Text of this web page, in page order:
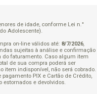
de idade, conforme Lei n.°
Adolescente).
on-line válidos até: 8/7/2026,
sujeitas à análise e confirmação
do faturamento. Caso algum item
de sua compra poderá ser
item indisponível, não será cobrado.
PIX e Cartão de Crédito,
estornados e devolvidos.